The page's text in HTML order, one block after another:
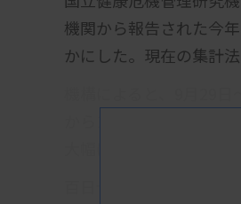
機関から報告された今
かにした。現在の集計
百日ぜきは新型コロナ